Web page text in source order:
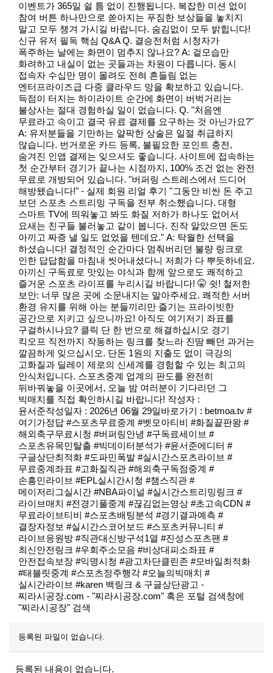
이벤트가 365일 쉴 틈 없이 진행됩니다. 복잡한 미션 없이
참여 버튼 하나만으로 쏟아지는 푸짐한 보상들을 놓치지
말고 모두 챙겨 가시길 바랍니다. 숨김없이 모두 밝힙니다!
신규 유저 필독 핵심 Q&A Q. 결승전처럼 시청자가
폭주하는 날에는 화면이 멈추지 않나요? A: 겉모습만
화려하고 내실이 없는 곳들과는 차원이 다릅니다. 동시
접속자 수십만 명이 몰려도 전혀 흔들림 없는
엔터프라이즈급 다중 클라우드 망을 확보하고 있습니다.
득점이 터지는 하이라이트 순간에 화면이 버벅거리는
불상사는 절대 경험하실 일이 없습니다. Q. "처음엔
무료라고 속이고 결국 유료 결제를 요구하는 것 아닌가요?"
A: 유저분들을 기만하는 얄팍한 상술은 일절 취급하지
않습니다. 번거로운 카드 등록, 불필요한 포인트 충전,
숨겨진 인앱 결제는 잊으셔도 좋습니다. 사이트에 접속하는
첫 순간부터 경기가 끝나는 시점까지, 100% 조건 없는 완전
무료로 개방되어 있습니다. "버퍼링 스트레스에서 드디어
해방됐습니다!" - 실제 회원 리얼 후기 "그동안 비싼 돈 주고
보던 스포츠 스트리밍 구독을 전부 취소했습니다. 대형
스마트 TV에 띄워놓고 봐도 화질 저하가 하나도 없어서
요새는 친구들 불러놓고 같이 봅니다. 진작 알았으면 돈도
아끼고 짜증 낼 일도 없었을 텐데요." A: 탁월한 선택을
하셨습니다! 결정적인 순간마다 멈춰버리던 불량 링크로
인한 답답함을 마침내 씻어내셨다니 저희가 다 뿌듯하네요.
아끼신 구독료로 맛있는 야식과 함께 앞으로도 쾌적하고
즐거운 스포츠 라이프를 누리시길 바랍니다! 🤫 쉿! 철저한
보안: 너무 많은 곳에 소문내지는 말아주세요. 쾌적한 서버
환경 유지를 위해 아는 분들끼리만 즐기는 프라이빗한
공간으로 지키고 싶으니까요! 아직도 여기저기 좌표를
구걸하시나요? 클릭 단 한 번으로 해결하십시오 경기
킥오프 직전까지 작동하는 링크를 찾느라 진땀 빼던 과거는
깔끔하게 잊으십시오. 단돈 1원의 지출도 없이 극강의
고화질과 딜레이 제로의 신세계를 경험할 수 있는 최고의
안식처입니다. 스포츠중계 업계의 판도를 완전히
뒤바꿔놓을 이곳에서, 오늘 밤 여러분이 기다리던 그
빅매치를 직접 확인하시길 바랍니다! 작성자 :
윤서준작성일자 : 2026년 06월 29일바로가기 : betmoa.tv #
여기가정답 #스포츠무료중계 #벳모아티비 #화질끝판왕 #
해외축구무료시청 #버퍼링안녕 #구독료세이브 #
스포츠유목민탈출 #빅데이터분석가 #윤서준에디터 #
구글상단최적화 #도파민폭발 #실시간스포츠라이브 #
무료중계좌표 #고화질직관 #해외축구독점중계 #
손흥민라이브 #EPL실시간시청 #챔스직관 #
메이저리그실시간 #NBA파이널 #실시간스트리밍링크 #
라이브매치 #전경기풀중계 #끊김없는영상 #초고속CDN #
무료라이브티비 #스포츠배팅분석 #경기결과예측 #
결장자정보 #실시간스코어보드 #스포츠커뮤니티 #
라이브응원방 #직관대신방구석1열 #진성스포츠팬 #
최신안전링크 #우회주소모음 #비상대피소좌표 #
안전접속보장 #익명시청 #광고차단클린존 #모바일최적화
#태블릿중계 #스포츠정주행각 #오늘의빅매치 #
실시간라이브 #karen 백링크 & 구글상단광고 -
찌라시공장.com - "찌라시공장.com" 혹은 포털 검색창에
"찌라시공장" 검색
등록된 파일이 없습니다.